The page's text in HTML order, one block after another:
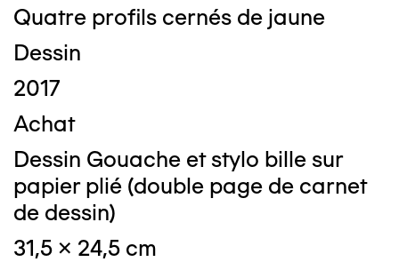
Quatre profils cernés de jaune
Dessin
2017
Achat
Dessin Gouache et stylo bille sur
papier plié (double page de carnet
de dessin)
31,5 x 24,5 cm